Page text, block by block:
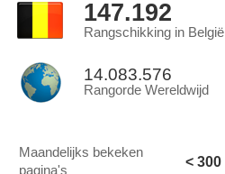
147.192
Rangschikking in België
14.083.576
Rangorde Wereldwijd
Maandelijks bekeken
pagina's
< 300